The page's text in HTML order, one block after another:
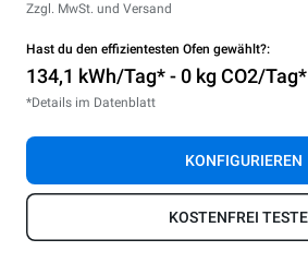
Zzgl. MwSt. und Versand
Hast du den effizientesten Ofen gewählt?:
134,1 kWh/Tag* - 0 kg CO2/Tag*
*Details im Datenblatt
KONFIGURIEREN
KOSTENFREI